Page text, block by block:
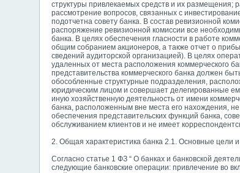
структуры привлекаемых средств и их
рассмотрение вопросов, связанных с
подотчетна совету банка. В состав ревизионной
распоряжение ревизионной комиссии все
банка. В целях обеспечения гласности в работе
общим собранием акционеров, а также отчет о
сведений аудиторской организацией). В целях
удаленных от места расположения коммерческого
представительства коммерческого банка должен
обособленные структурные подразделения,
юридическим лицом и совершает делегированные
иную хозяйственную деятельность от имени
банка, расположенным вне места его нахождения,
обеспечения представительских функций банка,
обслуживанием клиентов и не имеет
2. Общая характеристика банка 2.1. Основные цели
Согласно статье 1 ФЗ “ О банках и банковской
следующие банковские операции: привлечение во